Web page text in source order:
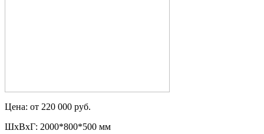
Цена: от 220 000 руб.
ШxВxГ: 2000*800*500 мм